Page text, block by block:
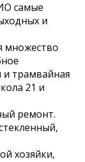
самые
и
множество
и трамвайная
21 и
ремонт.
хозяйки,